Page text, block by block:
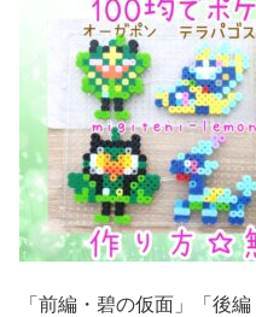
「前編・碧の仮面」「後